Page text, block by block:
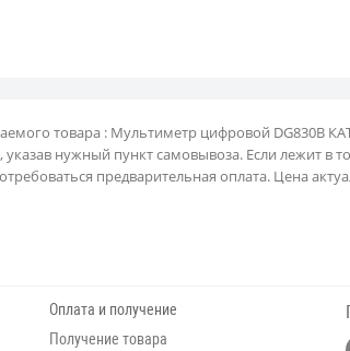
товара : Мультиметр цифровой DG830B
нужный пункт самовывоза. Если лежит в
предварительная оплата. Цена
Оплата и получение
Получение товара